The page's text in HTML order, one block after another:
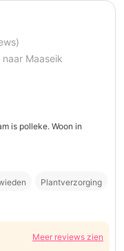
Maaseik
is polleke. Woon in
Plantverzorging
Meer reviews zien